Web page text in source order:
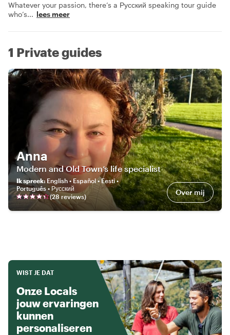
Whatever your passion, there’s a Русский speaking tour guide
who’s... lees meer
1 Private guides
Anna
Modern and Old Town’s life specialist
Ik spreek: English • Español • Eesti •
Português • Русский
(28 reviews) Over mij
WIST JE DAT
Onze Locals
jouw ervaringen
kunnen
personaliseren